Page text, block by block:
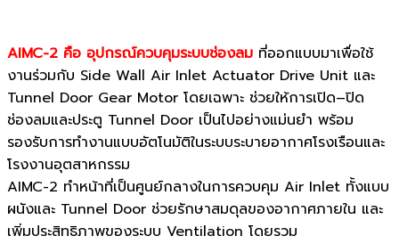
AIMC-2 คือ อุปกรณ์ควบคุมระบบช่องลม ที่ออกแบบมาเพื่อใช้
งานร่วมกับ Side Wall Air Inlet Actuator Drive Unit และ
Tunnel Door Gear Motor โดยเฉพาะ ช่วยให้การเปิด–ปิด
ช่องลมและประตู Tunnel Door เป็นไปอย่างแม่นยำ พร้อม
รองรับการทำงานแบบอัตโนมัติในระบบระบายอากาศโรงเรือนและ
โรงงานอุตสาหกรรม
AIMC-2 ทำหน้าที่เป็นศูนย์กลางในการควบคุม Air Inlet ทั้งแบบ
ผนังและ Tunnel Door ช่วยรักษาสมดุลของอากาศภายใน และ
เพิ่มประสิทธิภาพของระบบ Ventilation โดยรวม